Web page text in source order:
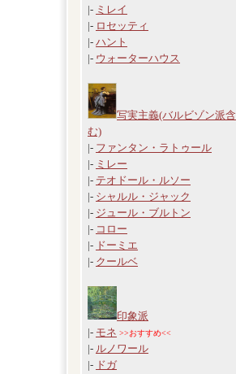
|- ミレイ
|- ロセッティ
|- ハント
|- ウォーターハウス
写実主義(バルビゾン派含
む)
|- ファンタン・ラトゥール
|- ミレー
|- テオドール・ルソー
|- シャルル・ジャック
|- ジュール・ブルトン
|- コロー
|- ドーミエ
|- クールベ
印象派
|- モネ >>おすすめ<<
|- ルノワール
|- ドガ